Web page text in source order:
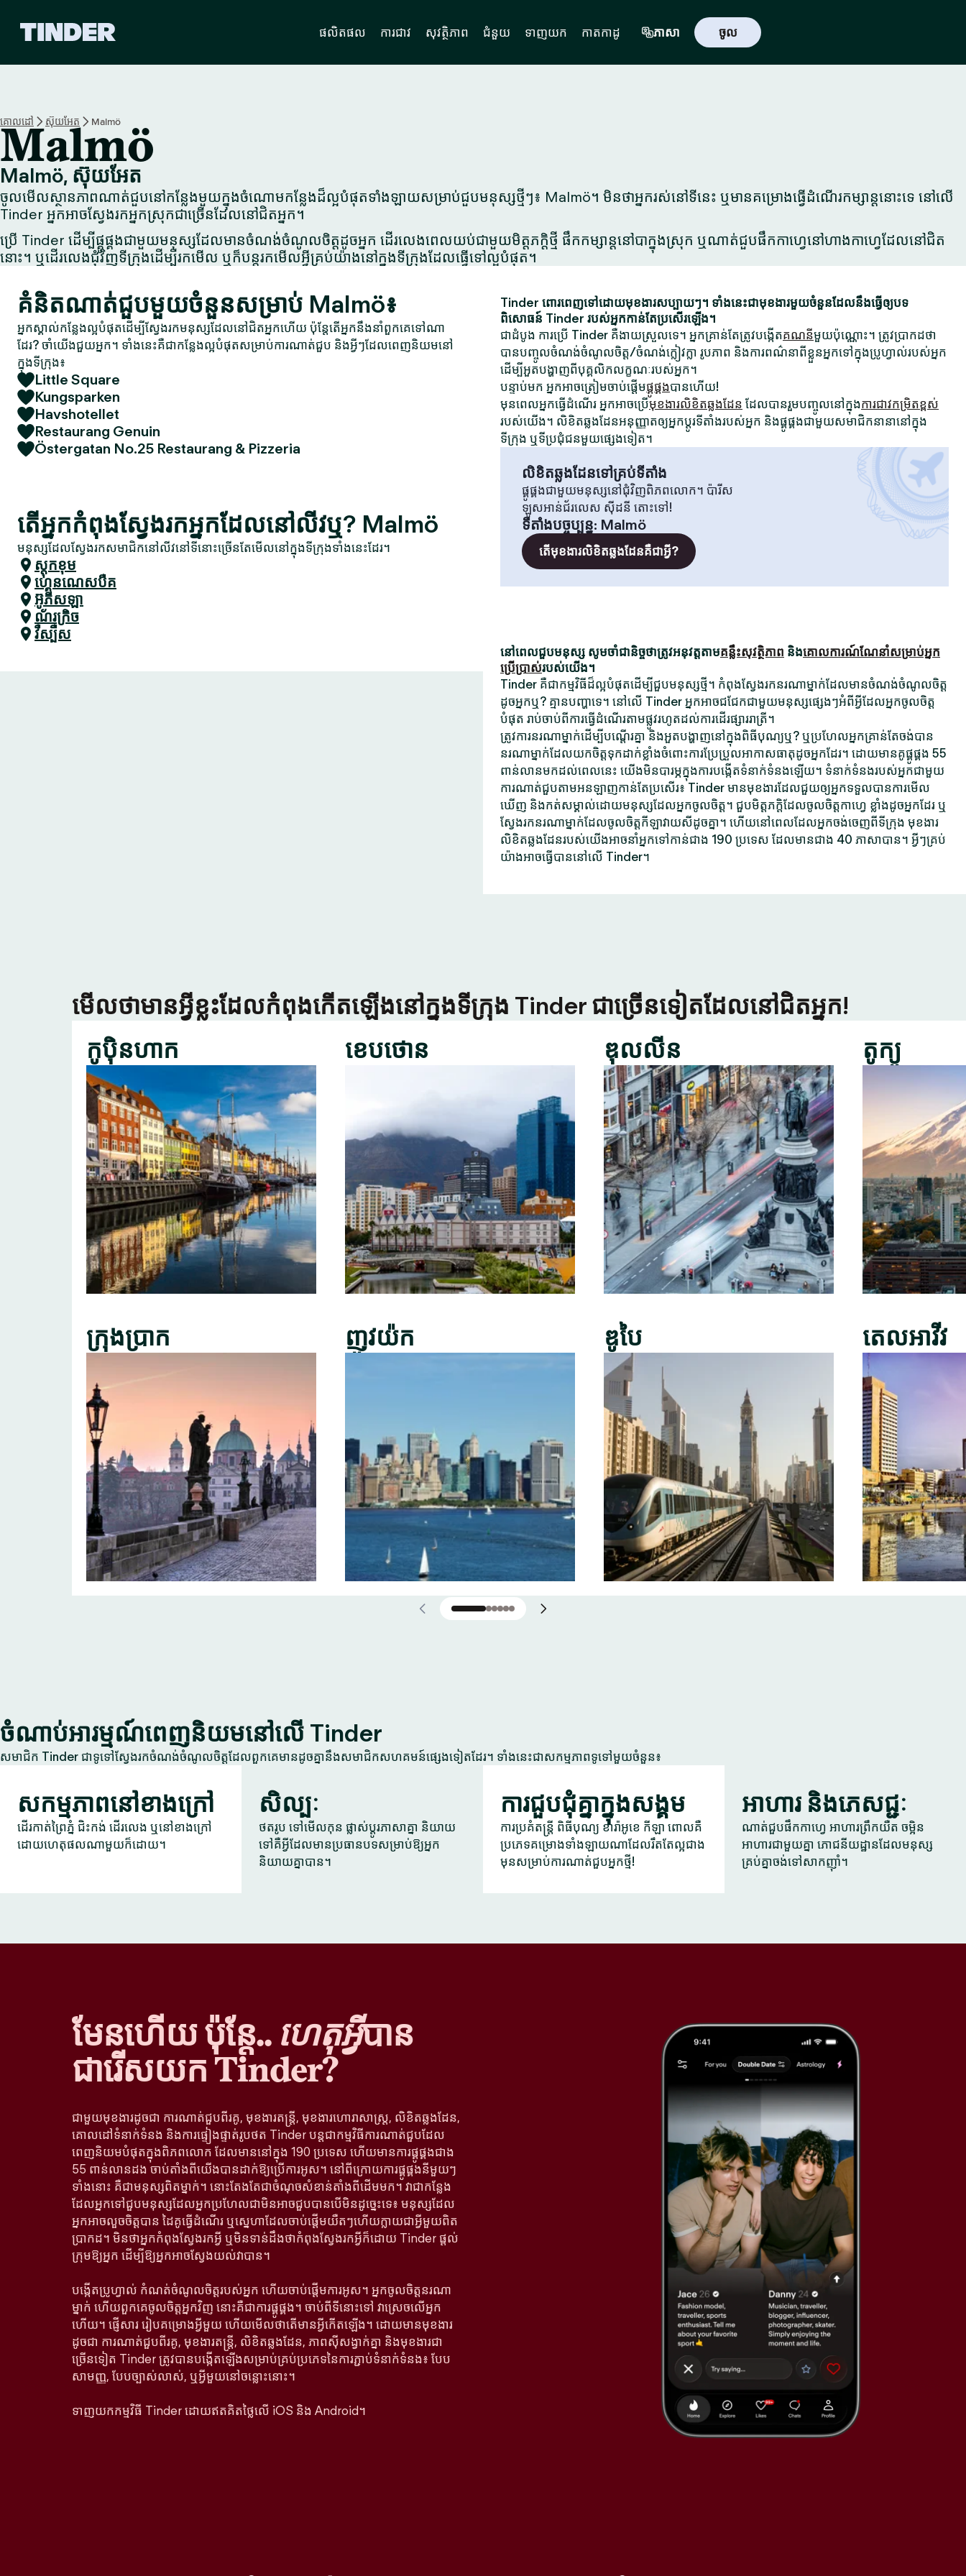
i
n
e
r
ផលិតផល ការជាវ សុវត្ថិភាព ជំនួយ ទាញយក កាតកាដូ ភាសា ចូល
គោលដៅ ស៊ុយអែត Malmö
Malmö
Malmö, ស៊ុយអែត
ចូលមើលស្ថានភាពណាត់ជួបនៅកន្លែងមួយក្នុងចំណោមកន្លែងដ៏ល្អបំផុតទាំងឡាយសម្រាប់ជួបមនុស្សថ្មីៗ៖ Malmö។ មិនថាអ្នករស់នៅទីនេះ ឬមានគម្រោងធ្វើដំណើរកម្សាន្តនោះទេ នៅលើ
Tinder អ្នកអាចស្វែងរកអ្នកស្រុកជាច្រើនដែលនៅជិតអ្នក។
ប្រើ Tinder ដើម្បីផ្គូផ្គងជាមួយមនុស្សដែលមានចំណង់ចំណូលចិត្តដូចអ្នក ដើរលេងពេលយប់ជាមួយមិត្តភក្តិថ្មី ផឹកកម្សាន្តនៅបាក្នុងស្រុក ឬណាត់ជួបផឹកកាហ្វេនៅហាងកាហ្វេដែលនៅជិត
នោះ។ ឬដើរលេងជុំវិញទីក្រុងដើម្បីរកមើល ឬក៏បន្តរកមើលអ្វីគ្រប់យ៉ាងនៅក្នុងទីក្រុងដែលធ្វើទៅល្អបំផុត។
គំនិតណាត់ជួបមួយចំនួនសម្រាប់ Malmö៖
អ្នកស្គាល់កន្លែងល្អបំផុតដើម្បីស្វែងរកមនុស្សដែលនៅជិតអ្នកហើយ ប៉ុន្តែតើអ្នកនឹងនាំពួកគេទៅណា
ដែរ? ចាំយើងជួយអ្នក។ ទាំងនេះគឺជាកន្លែងល្អបំផុតសម្រាប់ការណាត់ជួប និងអ្វីៗដែលពេញនិយមនៅ
ក្នុងទីក្រុង៖
Little Square
Kungsparken
Havshotellet
Restaurang Genuin
Östergatan No.25 Restaurang & Pizzeria
តើអ្នកកំពុងស្វែងរកអ្នកដែលនៅលីវឬ? Malmö
មនុស្សដែលស្វែងរកសមាជិកនៅលីវនៅទីនោះច្រើនតែមើលនៅក្នុងទីក្រុងទាំងនេះដែរ។
ស្តុកខុម
ហ្គេនណេសបឺគ
អ៊ូភីសឡា
ណ័រក្រិច
វឺស្បឺស
Tinder ពោរពេញទៅដោយមុខងារសប្បាយៗ។ ទាំងនេះជាមុខងារមួយចំនួនដែលនឹងធ្វើឲ្យបទ
ពិសោធន៍ Tinder របស់អ្នកកាន់តែប្រសើរឡើង។
ជាដំបូង ការប្រើ Tinder គឺងាយស្រួលទេ។ អ្នកគ្រាន់តែត្រូវបង្កើតគណនីមួយប៉ុណ្ណោះ។ ត្រូវប្រាកដថា
បានបញ្ចូលចំណង់ចំណូលចិត្ត/ចំណង់ក្លៀវក្លា រូបភាព និងការពណ៌នាពីខ្លួនអ្នកទៅក្នុងប្រូហ្វាល់របស់អ្នក
ដើម្បីអួតបង្ហាញពីបុគ្គលិកលក្ខណៈរបស់អ្នក។
បន្ទាប់មក អ្នកអាចត្រៀមចាប់ផ្តើមផ្គូផ្គងបានហើយ!
មុនពេលអ្នកធ្វើដំណើរ អ្នកអាចប្រើមុខងារលិខិតឆ្លងដែន ដែលបានរួមបញ្ចូលនៅក្នុងការជាវកម្រិតខ្ពស់
របស់យើង។ លិខិតឆ្លងដែនអនុញ្ញាតឲ្យអ្នកប្តូរទីតាំងរបស់អ្នក និងផ្គូផ្គងជាមួយសមាជិកនានានៅក្នុង
ទីក្រុង ឬទីប្រជុំជនមួយផ្សេងទៀត។
លិខិតឆ្លងដែនទៅគ្រប់ទីតាំង
ផ្គូផ្គងជាមួយមនុស្សនៅជុំវិញពិភពលោក។ ប៉ារីស
ឡូសអាន់ជ័រលេស ស៊ីដនី តោះទៅ!
ទីតាំងបច្ចុប្បន្ន: Malmö
តើមុខងារលិខិតឆ្លងដែនគឺជាអ្វី?
នៅពេលជួបមនុស្ស សូមចាំជានិច្ចថាត្រូវអនុវត្តតាមគន្លឹះសុវត្ថិភាព និងគោលការណ៍ណែនាំសម្រាប់អ្នក
ប្រើប្រាស់របស់យើង។
Tinder គឺជាកម្មវិធីដ៏ល្អបំផុតដើម្បីជួបមនុស្សថ្មី។ កំពុងស្វែងរកនរណាម្នាក់ដែលមានចំណង់ចំណូលចិត្ត
ដូចអ្នកឬ? គ្មានបញ្ហាទេ។ នៅលើ Tinder អ្នកអាចជជែកជាមួយមនុស្សផ្សេងៗអំពីអ្វីដែលអ្នកចូលចិត្ត
បំផុត រាប់ចាប់ពីការធ្វើដំណើរតាមផ្លូវរហូតដល់ការដើរផ្សាររាត្រី។
ត្រូវការនរណាម្នាក់ដើម្បីបណ្តើរគ្នា និងអួតបង្ហាញនៅក្នុងពិធីបុណ្យឬ? ឬប្រហែលអ្នកគ្រាន់តែចង់បាន
នរណាម្នាក់ដែលយកចិត្តទុកដាក់ខ្លាំងចំពោះការប្រែប្រួលអាកាសធាតុដូចអ្នកដែរ។ ដោយមានគូផ្គូផ្គង 55
ពាន់លានមកដល់ពេលនេះ យើងមិនបារម្ភក្នុងការបង្កើតទំនាក់ទំនងឡើយ។ ទំនាក់ទំនងរបស់អ្នកជាមួយ
ការណាត់ជួបតាមអនឡាញកាន់តែប្រសើរ៖ Tinder មានមុខងារដែលជួយឲ្យអ្នកទទួលបានការមើល
ឃើញ និងកត់សម្គាល់ដោយមនុស្សដែលអ្នកចូលចិត្ត។ ជួបមិត្តភក្តិដែលចូលចិត្តកាហ្វេ ខ្លាំងដូចអ្នកដែរ ឬ
ស្វែងរកនរណាម្នាក់ដែលចូលចិត្តកីឡាវាយសីដូចគ្នា។ ហើយនៅពេលដែលអ្នកចង់ចេញពីទីក្រុង មុខងារ
លិខិតឆ្លងដែនរបស់យើងអាចនាំអ្នកទៅកាន់ជាង 190 ប្រទេស ដែលមានជាង 40 ភាសាបាន។ អ្វីៗគ្រប់
យ៉ាងអាចធ្វើបាននៅលើ Tinder។
មើលថាមានអ្វីខ្លះដែលកំពុងកើតឡើងនៅក្នុងទីក្រុង Tinder ជាច្រើនទៀតដែលនៅជិតអ្នក!
កូប៉ិនហាក
ក្រុងប្រាក
ខេបថោន
ញូវយ៉ក
ឌុលលីន
ឌូបៃ
តូក្យូ
តេលអាវីវ
ចំណាប់អារម្មណ៍ពេញនិយមនៅលើ Tinder
សមាជិក Tinder ជាទូទៅស្វែងរកចំណង់ចំណូលចិត្តដែលពួកគេមានដូចគ្នានឹងសមាជិកសហគមន៍ផ្សេងទៀតដែរ។ ទាំងនេះជាសកម្មភាពទូទៅមួយចំនួន៖
សកម្មភាពនៅខាងក្រៅ
ដើរកាត់ព្រៃភ្នំ ជិះកង់ ដើរលេង ឬនៅខាងក្រៅ
ដោយហេតុផលណាមួយក៏ដោយ។
សិល្បៈ
ថតរូប ទៅមើលកុន ផ្លាស់ប្តូរភាសាគ្នា និយាយ
ទៅគឺអ្វីដែលមានប្រធានបទសម្រាប់ឱ្យអ្នក
និយាយគ្នាបាន។
ការជួបជុំគ្នាក្នុងសង្គម
ការប្រគំតន្ត្រី ពិធីបុណ្យ ខារ៉ាអូខេ កីឡា ពោលគឺ
ប្រភេទគម្រោងទាំងឡាយណាដែលរឹតតែល្អជាង
មុនសម្រាប់ការណាត់ជួបអ្នកថ្មី!
អាហារ និងភេសជ្ជៈ
ណាត់ជួបផឹកកាហ្វេ អាហារព្រឹកយឺត ចម្អិន
អាហារជាមួយគ្នា ភោជនីយដ្ឋានដែលមនុស្ស
គ្រប់គ្នាចង់ទៅសាកញ៉ាំ។
មែនហើយ ប៉ុន្តែ.. ហេតុអ្វីបាន
ជារើសយក Tinder?
ជាមួយមុខងារដូចជា ការណាត់ជួបពីរគូ, មុខងារតន្រ្តី, មុខងារហោរាសាស្ត្រ, លិខិតឆ្លងដែន,
គោលដៅទំនាក់ទំនង និងការផ្ទៀងផ្ទាត់រូបថត Tinder បន្តជាកម្មវិធីការណាត់ជួបដែល
ពេញនិយមបំផុតក្នុងពិភពលោក ដែលមាននៅក្នុង 190 ប្រទេស ហើយមានការផ្គូផ្គងជាង
55 ពាន់លានដង ចាប់តាំងពីយើងបានដាក់ឱ្យប្រើការអូស។ នៅពីក្រោយការផ្គូផ្គងនីមួយៗ
ទាំងនោះ គឺជាមនុស្សពិតម្នាក់។ នោះតែងតែជាចំណុចសំខាន់តាំងពីដើមមក។ វាជាកន្លែង
ដែលអ្នកទៅជួបមនុស្សដែលអ្នកប្រហែលជាមិនអាចជួបបានបើមិនដូច្នេះទេ៖ មនុស្សដែល
អ្នកអាចលួចចិត្តបាន ដៃគូធ្វើដំណើរ ឬស្នេហាដែលចាប់ផ្តើមយឺតៗហើយក្លាយជាអ្វីមួយពិត
ប្រាកដ។ មិនថាអ្នកកំពុងស្វែងរកអ្វី ឬមិនទាន់ដឹងថាកំពុងស្វែងរកអ្វីក៏ដោយ Tinder ផ្តល់
ក្រុមឱ្យអ្នក ដើម្បីឱ្យអ្នកអាចស្វែងយល់វាបាន។
បង្កើតប្រូហ្វាល់ កំណត់ចំណូលចិត្តរបស់អ្នក ហើយចាប់ផ្តើមការអូស។ អ្នកចូលចិត្តនរណា
ម្នាក់ ហើយពួកគេចូលចិត្តអ្នកវិញ នោះគឺជាការផ្គូផ្គង។ ចាប់ពីទីនោះទៅ វាស្រេចលើអ្នក
ហើយ។ ផ្ញើសារ រៀបគម្រោងអ្វីមួយ ហើយមើលថាតើមានអ្វីកើតឡើង។ ដោយមានមុខងារ
ដូចជា ការណាត់ជួបពីរគូ, មុខងារតន្រ្តី, លិខិតឆ្លងដែន, ភាពស៊ីសង្វាក់គ្នា និងមុខងារជា
ច្រើនទៀត Tinder ត្រូវបានបង្កើតឡើងសម្រាប់គ្រប់ប្រភេទនៃការភ្ជាប់ទំនាក់ទំនង៖ បែប
សាមញ្ញ, បែបច្បាស់លាស់, ឬអ្វីមួយនៅចន្លោះនោះ។
ទាញយកកម្មវិធី Tinder ដោយឥតគិតថ្លៃលើ iOS និង Android។